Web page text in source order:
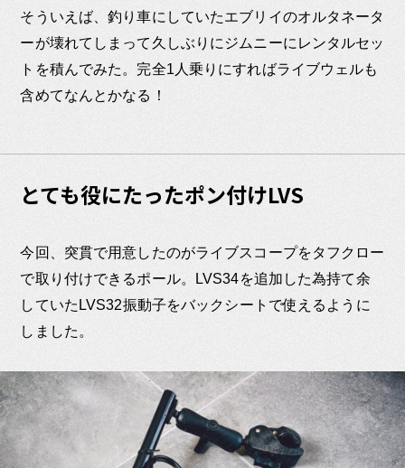
そういえば、釣り車にしていたエブリイのオルタネータ
ーが壊れてしまって久しぶりにジムニーにレンタルセッ
トを積んでみた。完全1人乗りにすればライブウェルも
含めてなんとかなる！
とても役にたったポン付けLVS
今回、突貫で用意したのがライブスコープをタフクロー
で取り付けできるポール。LVS34を追加した為持て余
していたLVS32振動子をバックシートで使えるように
しました。